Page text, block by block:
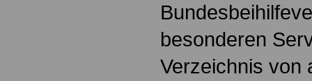
besonderen
Verzeichnis von